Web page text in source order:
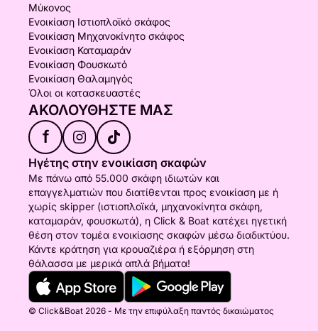
Μύκονος
Ενοικίαση Ιστιοπλοϊκό σκάφος
Ενοικίαση Μηχανοκίνητο σκάφος
Ενοικίαση Καταμαράν
Ενοικίαση Φουσκωτό
Ενοικίαση Θαλαμηγός
Όλοι οι κατασκευαστές
ΑΚΟΛΟΥΘΉΣΤΕ ΜΑΣ
f
Ηγέτης στην ενοικίαση σκαφών
Με πάνω από 55.000 σκάφη ιδιωτών και
επαγγελματιών που διατίθενται προς ενοικίαση με ή
χωρίς skipper (ιστιοπλοϊκά, μηχανοκίνητα σκάφη,
καταμαράν, φουσκωτά), η Click & Boat κατέχει ηγετική
θέση στον τομέα ενοικίασης σκαφών μέσω διαδικτύου.
Κάντε κράτηση για κρουαζιέρα ή εξόρμηση στη
θάλασσα με μερικά απλά βήματα!
© Click&Boat 2026 - Με την επιφύλαξη παντός δικαιώματος